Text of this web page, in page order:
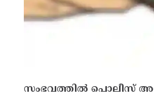
സംഭവത്തിൽ പൊലീസ്